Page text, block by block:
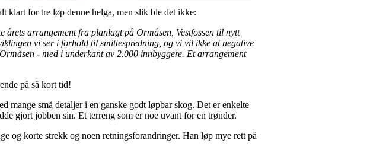
klart for tre løp denne helga, men slik ble det ikke:
arrangement fra planlagt på Ormåsen, Vestfossen til nytt
vi ser i forhold til smittespredning, og vi vil ikke at negative
- med i underkant av 2.000 innbyggere. Et arrangement
på så kort tid!
mange små detaljer i en ganske godt løpbar skog. Det er enkelte
gjort jobben sin. Et terreng som er noe uvant for en trønder.
og korte strekk og noen retningsforandringer. Han løp mye rett på